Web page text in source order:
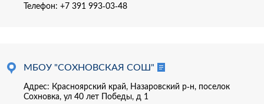
Телефон: +7 391 993-03-48
МБОУ "СОХНОВСКАЯ СОШ"
Адрес: Красноярский край, Назаровский р-н, поселок
Сохновка, ул 40 лет Победы, д 1